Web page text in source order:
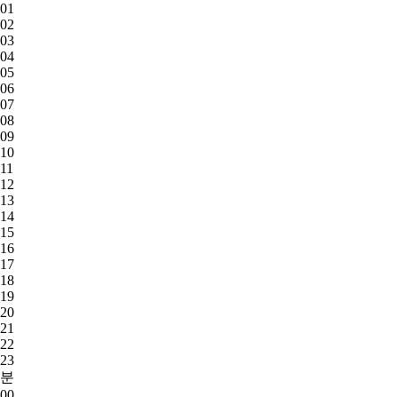
01
02
03
04
05
06
07
08
09
10
11
12
13
14
15
16
17
18
19
20
21
22
23
분